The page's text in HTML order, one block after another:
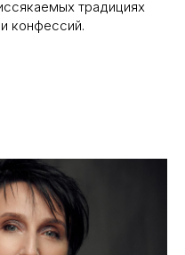
традициях
конфессий.